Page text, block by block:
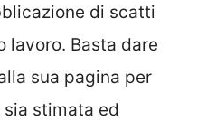
di scatti
lavoro. Basta dare
sua pagina per
stimata ed